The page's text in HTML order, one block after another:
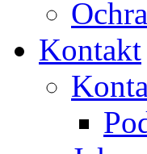
Kontakt